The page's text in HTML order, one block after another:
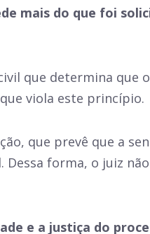
mais do que foi
que determina que
viola este princípio.
que prevê que a
forma, o juiz
e a justiça do